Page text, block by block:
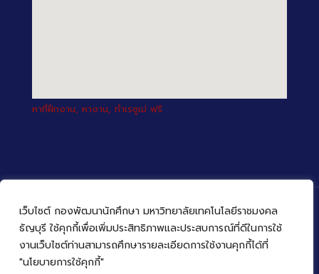
เว็บไซต์ กองพัฒนานักศึกษา มหาวิทยาลัยเทคโนโลยีราชมงคล
ธัญบุรี ใช้คุกกี้เพื่อเพิ่มประสิทธิภาพและประสบการณ์ที่ดีในการใช้
งานเว็บไซต์ท่านสามารถศึกษารายละเอียดการใช้งานคุกกี้ได้ที่
"นโยบายการใช้คุกกี้"
หาที่ฝึกงาน, หางาน, ทำเรซูเม่ ฟรี
© 2022 กองพัฒนานักศึกษา มหาวิทยาลัยเทคโนโลยีราชมงคล